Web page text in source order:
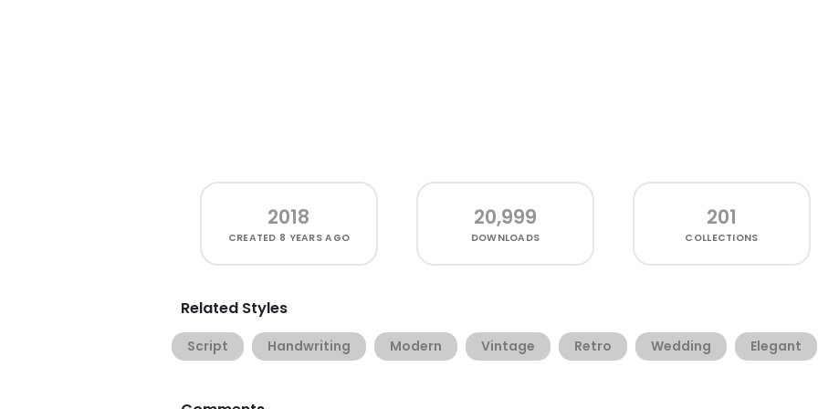
2018
CREATED 8 YEARS AGO
20,999
DOWNLOADS
201
COLLECTIONS
Related Styles
Script Handwriting Modern Vintage Retro Wedding Elegant